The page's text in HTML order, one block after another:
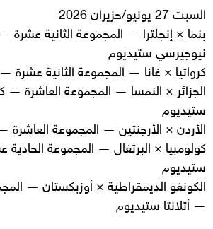
السبت 27 يونيو/حزيران 2026
بنما × إنجلترا — المجموعة الثانية
نيوجيرسي ستيديوم
كرواتيا × غانا — المجموعة الثانية عشرة
الجزائر × النمسا — المجموعة العاشرة
ستيديوم
الأردن × الأرجنتين — المجموعة
كولومبيا × البرتغال — المجموعة
ستيديوم
الكونغو الديمقراطية × أوزبكستان —
— أتلانتا ستيديوم